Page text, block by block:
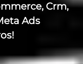
Crm,
Ads